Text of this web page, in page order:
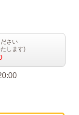
さい
します)